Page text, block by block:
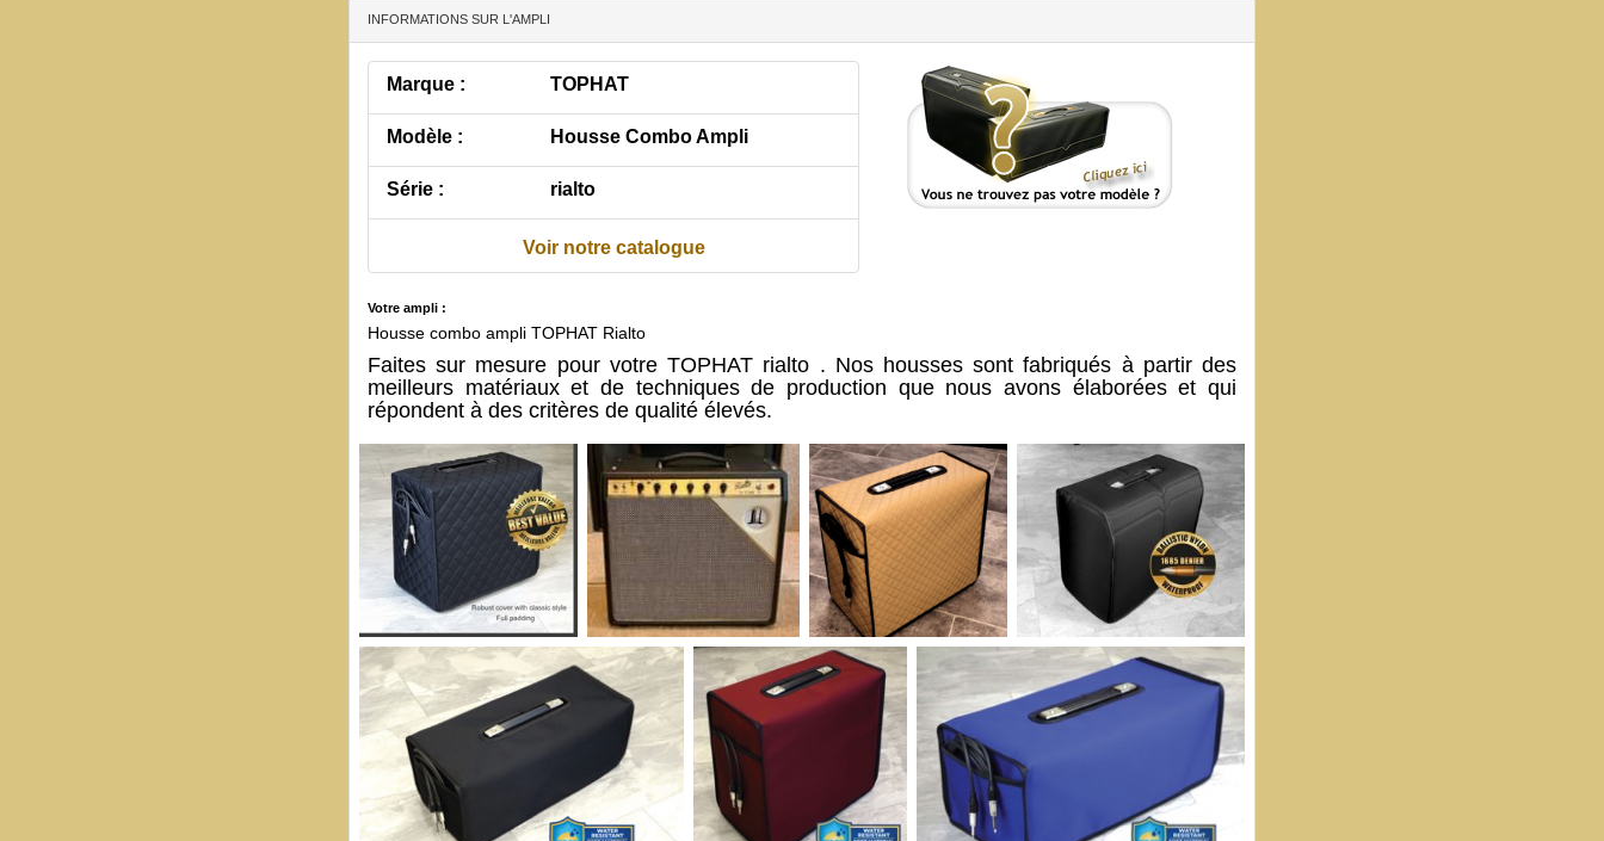
INFORMATIONS SUR L'AMPLI
Marque : TOPHAT
Modèle : Housse Combo Ampli
Série : rialto
Voir notre catalogue
Votre ampli :
Housse combo ampli TOPHAT Rialto
Faites sur mesure pour votre TOPHAT rialto . Nos housses sont fabriqués à partir des
meilleurs matériaux et de techniques de production que nous avons élaborées et qui
répondent à des critères de qualité élevés.